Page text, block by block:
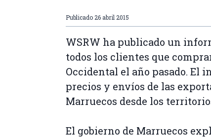
Publicado26 abril 2015
WSRW ha publicado un
todos los clientes que
Occidental el año pasado. El
precios y envíos de las
Marruecos desde los
El gobierno de Marruecos